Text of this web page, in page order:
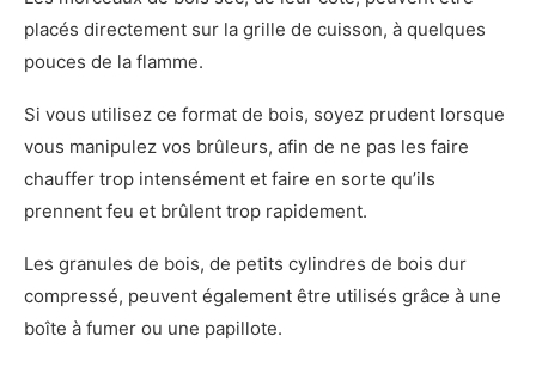
placés directement sur la grille de cuisson, à quelques
pouces de la flamme.
Si vous utilisez ce format de bois, soyez prudent lorsque
vous manipulez vos brûleurs, afin de ne pas les faire
chauffer trop intensément et faire en sorte qu’ils
prennent feu et brûlent trop rapidement.
Les granules de bois, de petits cylindres de bois dur
compressé, peuvent également être utilisés grâce à une
boîte à fumer ou une papillote.